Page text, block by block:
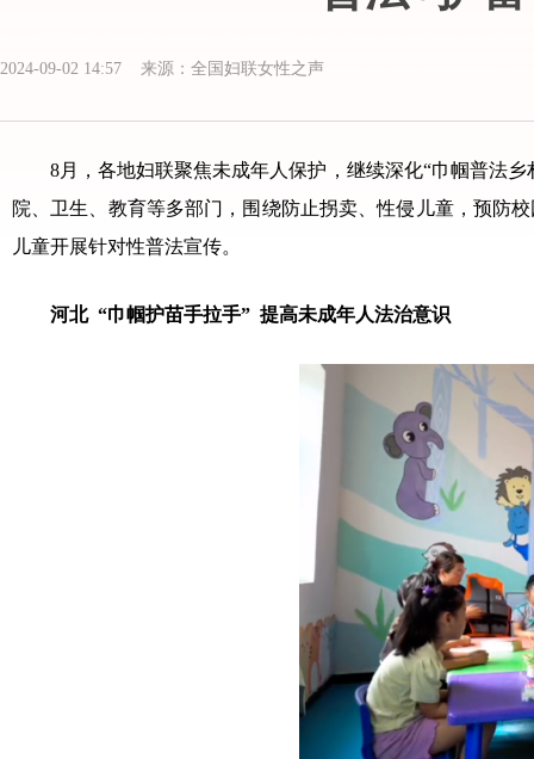
2024-09-02 14:57 来源：全国妇联女性之声
8月，各地妇联聚焦未成年人保护，继续深化“巾帼普法乡
院、卫生、教育等多部门，围绕防止拐卖、性侵儿童，预防
儿童开展针对性普法宣传。
河北 “巾帼护苗手拉手” 提高未成年人法治意识